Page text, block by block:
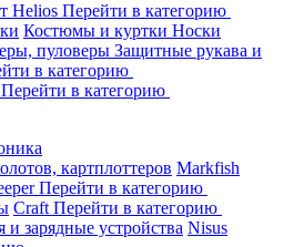
Helios Перейти в категорию
Костюмы и куртки Носки
пуловеры Защитные рукава и
в категорию
Перейти в категорию
картплоттеров Markfish
Перейти в категорию
Craft Перейти в категорию
зарядные устройства Nisus